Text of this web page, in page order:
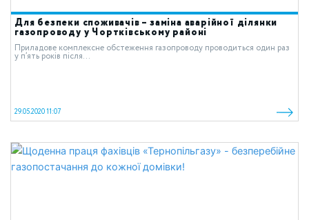
Для безпеки споживачів – заміна аварійної ділянки
газопроводу у Чортківському районі
Приладове комплексне обстеження газопроводу проводиться один раз
у п’ять років після...
29.05.2020 11:07